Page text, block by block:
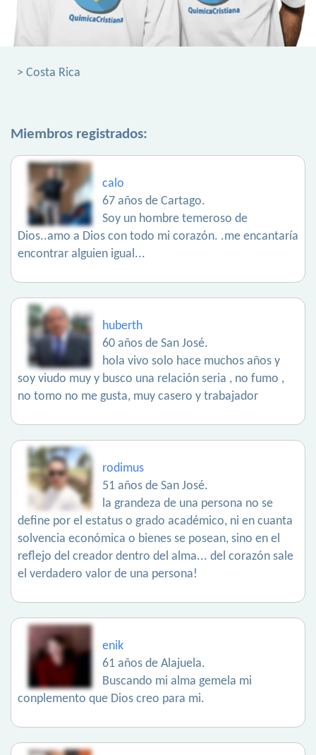
> Costa Rica
Miembros registrados:
calo
67 años de Cartago.
Soy un hombre temeroso de
Dios..amo a Dios con todo mi corazón. .me encantaría
encontrar alguien igual...
huberth
60 años de San José.
hola vivo solo hace muchos años y
soy viudo muy y busco una relación seria , no fumo ,
no tomo no me gusta, muy casero y trabajador
rodimus
51 años de San José.
la grandeza de una persona no se
define por el estatus o grado académico, ni en cuanta
solvencia económica o bienes se posean, sino en el
reflejo del creador dentro del alma... del corazón sale
el verdadero valor de una persona!
enik
61 años de Alajuela.
Buscando mi alma gemela mi
conplemento que Dios creo para mi.